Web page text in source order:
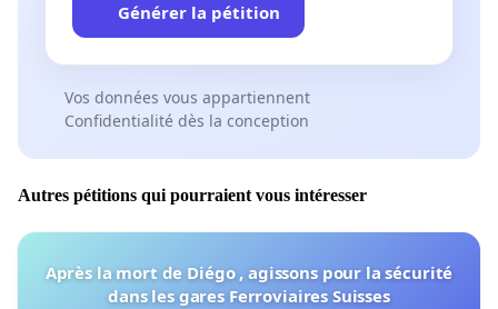
Générer la pétition
Vos données vous appartiennent
Confidentialité dès la conception
Autres pétitions qui pourraient vous intéresser
Après la mort de Diégo , agissons pour la sécurité
dans les gares Ferroviaires Suisses